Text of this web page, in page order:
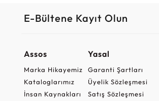
E-Bültene Kayıt Olun
Assos
Marka Hikayemiz
Kataloglarımız
İnsan Kaynakları
Yasal
Garanti Şartları
Üyelik Sözleşmesi
Satış Sözleşmesi